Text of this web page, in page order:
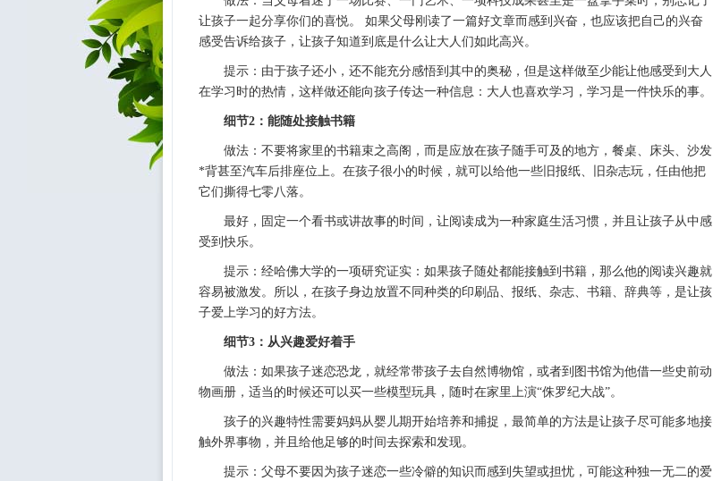
让孩子一起分享你们的喜悦。 如果父母刚读了一篇好文章而感到兴奋，也应该把自己的兴奋
感受告诉给孩子，让孩子知道到底是什么让大人们如此高兴。
提示：由于孩子还小，还不能充分感悟到其中的奥秘，但是这样做至少能让他感受到大人
在学习时的热情，这样做还能向孩子传达一种信息：大人也喜欢学习，学习是一件快乐的事。
细节2：能随处接触书籍
做法：不要将家里的书籍束之高阁，而是应放在孩子随手可及的地方，餐桌、床头、沙发
*背甚至汽车后排座位上。在孩子很小的时候，就可以给他一些旧报纸、旧杂志玩，任由他把
它们撕得七零八落。
最好，固定一个看书或讲故事的时间，让阅读成为一种家庭生活习惯，并且让孩子从中感
受到快乐。
提示：经哈佛大学的一项研究证实：如果孩子随处都能接触到书籍，那么他的阅读兴趣就
容易被激发。所以，在孩子身边放置不同种类的印刷品、报纸、杂志、书籍、辞典等，是让孩
子爱上学习的好方法。
细节3：从兴趣爱好着手
做法：如果孩子迷恋恐龙，就经常带孩子去自然博物馆，或者到图书馆为他借一些史前动
物画册，适当的时候还可以买一些模型玩具，随时在家里上演“侏罗纪大战”。
孩子的兴趣特性需要妈妈从婴儿期开始培养和捕捉，最简单的方法是让孩子尽可能多地接
触外界事物，并且给他足够的时间去探索和发现。
提示：父母不要因为孩子迷恋一些冷僻的知识而感到失望或担忧，可能这种独一无二的爱